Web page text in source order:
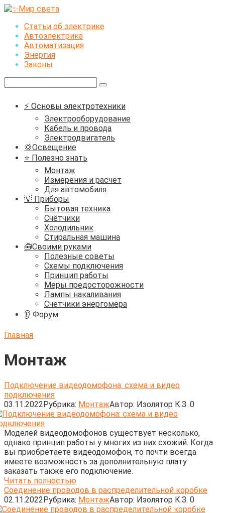
Перейти
контентуСтатьи об электрике
Автоэлектрика
Автоматизация
Энергия
Законы
⚡ Основы электротехники
Электрооборудование
Кабель и провода
Электродвигатель
💢Освещение
⭐ Полезно знать
Монтаж
Измерения и расчёт
Для автомобиля
💡 Приборы
Бытовая техника
Счётчики
Холодильник
Стиральная машина
🧰Своими руками
Полезные советы
Схемы подключения
Принцип работы
Меры предосторожности
Лампы накаливания
Счетчики энергомера
👂 Форум
Главная
Монтаж
Подключение видеодомофона: схема и видео
подключения
03.11.2022Рубрика: МонтажАвтор: Изолятор К.З. 0
Моделей видеодомофонов существует несколько,
однако принцип работы у многих из них схожий. Когда
вы приобретаете видеодомофон, то почти всегда
имеете возможность за дополнительную плату
заказать также его подключение.
Читать полностью
Соединение проводов в распределительной коробке
02.11.2022Рубрика: МонтажАвтор: Изолятор К.З. 0